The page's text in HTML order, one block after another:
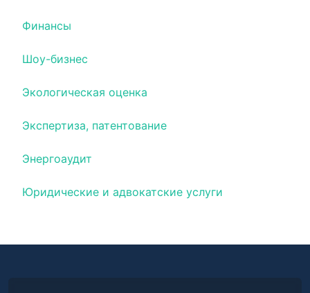
Финансы
Шоу-бизнес
Экологическая оценка
Экспертиза, патентование
Энергоаудит
Юридические и адвокатские услуги